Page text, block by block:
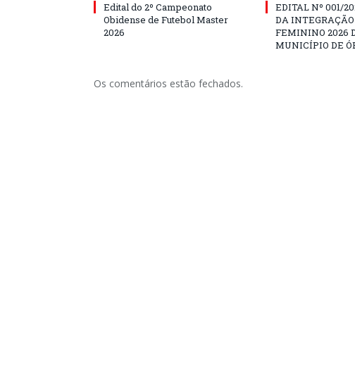
Edital do 2º Campeonato
Obidense de Futebol Master
2026
EDITAL Nº 001/
DA
FEMININO 2026
MUNICÍPIO DE
Os comentários estão fechados.